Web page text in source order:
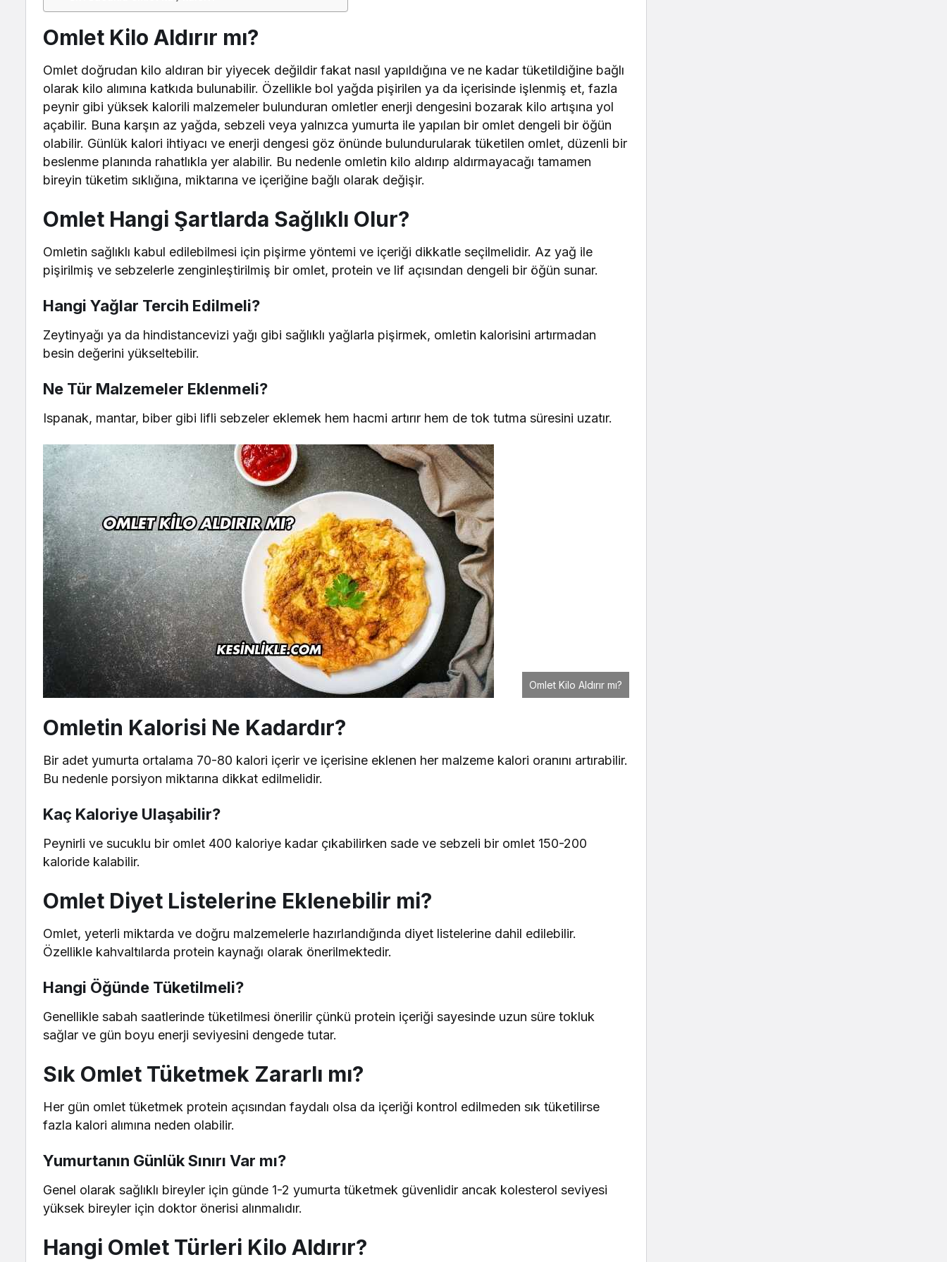
Omlet Kilo Aldırır mı?
Omlet doğrudan kilo aldıran bir yiyecek değildir fakat nasıl yapıldığına ve ne kadar tüketildiğine bağlı
olarak kilo alımına katkıda bulunabilir. Özellikle bol yağda pişirilen ya da içerisinde işlenmiş et, fazla
peynir gibi yüksek kalorili malzemeler bulunduran omletler enerji dengesini bozarak kilo artışına yol
açabilir. Buna karşın az yağda, sebzeli veya yalnızca yumurta ile yapılan bir omlet dengeli bir öğün
olabilir. Günlük kalori ihtiyacı ve enerji dengesi göz önünde bulundurularak tüketilen omlet, düzenli bir
beslenme planında rahatlıkla yer alabilir. Bu nedenle omletin kilo aldırıp aldırmayacağı tamamen
bireyin tüketim sıklığına, miktarına ve içeriğine bağlı olarak değişir.
Omlet Hangi Şartlarda Sağlıklı Olur?
Omletin sağlıklı kabul edilebilmesi için pişirme yöntemi ve içeriği dikkatle seçilmelidir. Az yağ ile
pişirilmiş ve sebzelerle zenginleştirilmiş bir omlet, protein ve lif açısından dengeli bir öğün sunar.
Hangi Yağlar Tercih Edilmeli?
Zeytinyağı ya da hindistancevizi yağı gibi sağlıklı yağlarla pişirmek, omletin kalorisini artırmadan
besin değerini yükseltebilir.
Ne Tür Malzemeler Eklenmeli?
Ispanak, mantar, biber gibi lifli sebzeler eklemek hem hacmi artırır hem de tok tutma süresini uzatır.
Omlet Kilo Aldırır mı?
Omletin Kalorisi Ne Kadardır?
Bir adet yumurta ortalama 70-80 kalori içerir ve içerisine eklenen her malzeme kalori oranını artırabilir.
Bu nedenle porsiyon miktarına dikkat edilmelidir.
Kaç Kaloriye Ulaşabilir?
Peynirli ve sucuklu bir omlet 400 kaloriye kadar çıkabilirken sade ve sebzeli bir omlet 150-200
kaloride kalabilir.
Omlet Diyet Listelerine Eklenebilir mi?
Omlet, yeterli miktarda ve doğru malzemelerle hazırlandığında diyet listelerine dahil edilebilir.
Özellikle kahvaltılarda protein kaynağı olarak önerilmektedir.
Hangi Öğünde Tüketilmeli?
Genellikle sabah saatlerinde tüketilmesi önerilir çünkü protein içeriği sayesinde uzun süre tokluk
sağlar ve gün boyu enerji seviyesini dengede tutar.
Sık Omlet Tüketmek Zararlı mı?
Her gün omlet tüketmek protein açısından faydalı olsa da içeriği kontrol edilmeden sık tüketilirse
fazla kalori alımına neden olabilir.
Yumurtanın Günlük Sınırı Var mı?
Genel olarak sağlıklı bireyler için günde 1-2 yumurta tüketmek güvenlidir ancak kolesterol seviyesi
yüksek bireyler için doktor önerisi alınmalıdır.
Hangi Omlet Türleri Kilo Aldırır?